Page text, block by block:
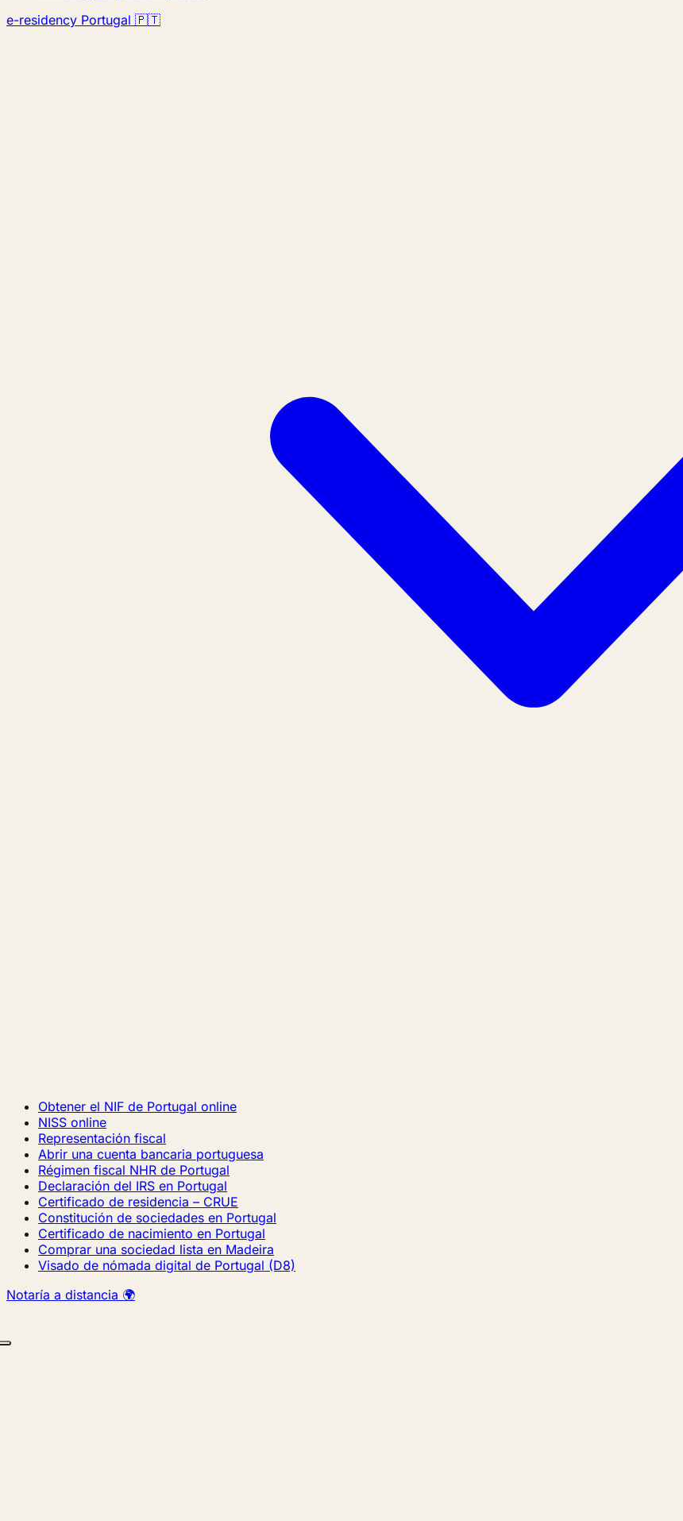
e-residency Portugal 🇵🇹
Obtener el NIF de Portugal online
NISS online
Representación fiscal
Abrir una cuenta bancaria portuguesa
Régimen fiscal NHR de Portugal
Declaración del IRS en Portugal
Certificado de residencia – CRUE
Constitución de sociedades en Portugal
Certificado de nacimiento en Portugal
Comprar una sociedad lista en Madeira
Visado de nómada digital de Portugal (D8)
Notaría a distancia 🌍